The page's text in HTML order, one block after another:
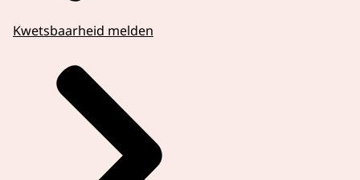
Kwetsbaarheid melden